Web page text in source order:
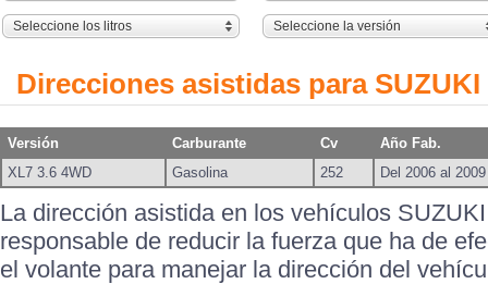
Seleccione los litros Seleccione la versión
Direcciones asistidas para SUZUKI
Versión Carburante Cv
Año Fab.
XL7 3.6 4WD
Gasolina 252 Del 2006 al 2009
La dirección asistida en los vehículos
responsable de reducir la fuerza que ha de
el volante para manejar la dirección del